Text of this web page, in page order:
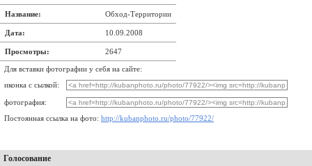
Название: Обход-Территории
Дата: 10.09.2008
Просмотры: 2647
Для вставки фотографии у себя на сайте:
иконка с сылкой:
фотография:
Постоянная ссылка на фото: http://kubanphoto.ru/photo/77922/
Голосование